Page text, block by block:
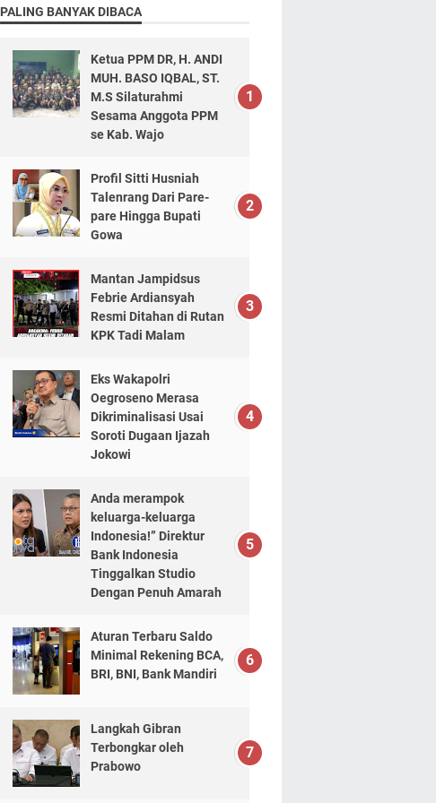
PALING BANYAK DIBACA
Ketua PPM DR, H. ANDI
MUH. BASO IQBAL, ST.
M.S Silaturahmi
Sesama Anggota PPM
se Kab. Wajo
Profil Sitti Husniah
Talenrang Dari Pare-
pare Hingga Bupati
Gowa
Mantan Jampidsus
Febrie Ardiansyah
Resmi Ditahan di Rutan
KPK Tadi Malam
Eks Wakapolri
Oegroseno Merasa
Dikriminalisasi Usai
Soroti Dugaan Ijazah
Jokowi
Anda merampok
keluarga-keluarga
Indonesia!” Direktur
Bank Indonesia
Tinggalkan Studio
Dengan Penuh Amarah
Aturan Terbaru Saldo
Minimal Rekening BCA,
BRI, BNI, Bank Mandiri
Langkah Gibran
Terbongkar oleh
Prabowo